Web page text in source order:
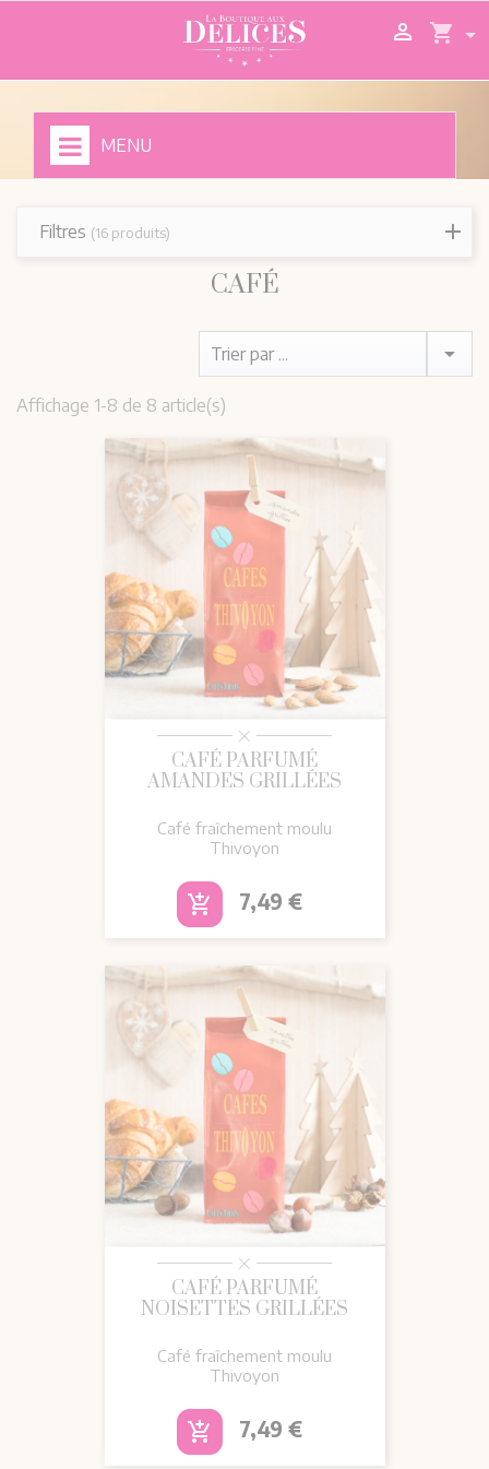
shopping_cart

MENU
Filtres (16 produits)
CAFÉ

Trier par ...
Affichage 1-8 de 8 article(s)
CAFÉ PARFUMÉ
AMANDES GRILLÉES
Café fraîchement moulu
Thivoyon
add_shopping_cart Prix
7,49 €
CAFÉ PARFUMÉ
NOISETTES GRILLÉES
Café fraîchement moulu
Thivoyon
add_shopping_cart Prix
7,49 €